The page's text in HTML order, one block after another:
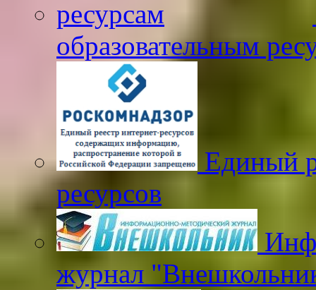
образовательным
Единый
ресурсов
журнал